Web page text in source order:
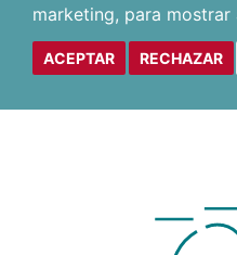
marketing, para mostrar
ACEPTAR RECHAZAR